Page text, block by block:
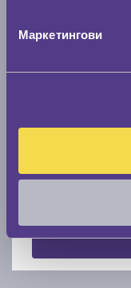
Маркетингови
Модел